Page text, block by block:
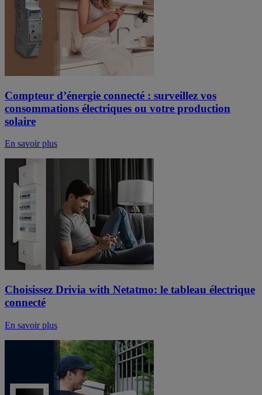
Compteur d’énergie connecté : surveillez vos
consommations électriques ou votre production
solaire
En savoir plus
Choisissez Drivia with Netatmo: le tableau électrique
connecté
En savoir plus